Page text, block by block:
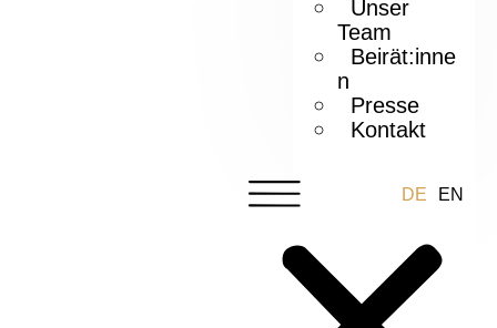
Unser
Team
Beirät:inne
n
Presse
Kontakt
EN
DE